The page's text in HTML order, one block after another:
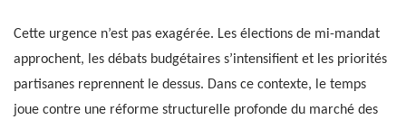
Cette urgence n’est pas exagérée. Les élections de mi-mandat
approchent, les débats budgétaires s’intensifient et les priorités
partisanes reprennent le dessus. Dans ce contexte, le temps
joue contre une réforme structurelle profonde du marché des